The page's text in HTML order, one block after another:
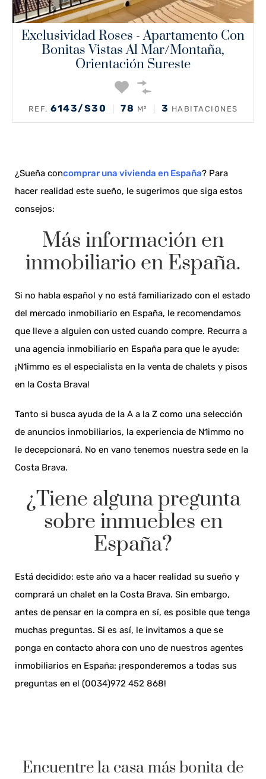
Exclusividad Roses - Apartamento Con
Bonitas Vistas Al Mar/montaña,
Orientación Sureste
REF. 6143/S30 78 M² 3 HABITACIONES
¿Sueña concomprar una vivienda en España? Para
hacer realidad este sueño, le sugerimos que siga estos
consejos:
Más información en
inmobiliario en España.
Si no habla español y no está familiarizado con el estado
del mercado inmobiliario en España, le recomendamos
que lleve a alguien con usted cuando compre. Recurra a
una agencia inmobiliario en España para que le ayude:
¡N1immo es el especialista en la venta de chalets y pisos
en la Costa Brava!
Tanto si busca ayuda de la A a la Z como una selección
de anuncios inmobiliarios, la experiencia de N1immo no
le decepcionará. No en vano tenemos nuestra sede en la
Costa Brava.
¿Tiene alguna pregunta
sobre inmuebles en
España?
Está decidido: este año va a hacer realidad su sueño y
comprará un chalet en la Costa Brava. Sin embargo,
antes de pensar en la compra en sí, es posible que tenga
muchas preguntas. Si es así, le invitamos a que se
ponga en contacto ahora con uno de nuestros agentes
inmobiliarios en España: ¡responderemos a todas sus
preguntas en el (0034)972 452 868!
Encuentre la casa más bonita de